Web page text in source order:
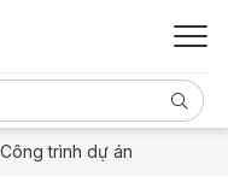
Công trình dự án